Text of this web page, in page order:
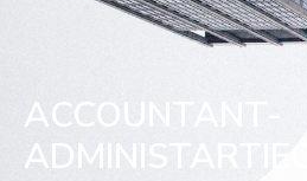
ACCOUNTANT-